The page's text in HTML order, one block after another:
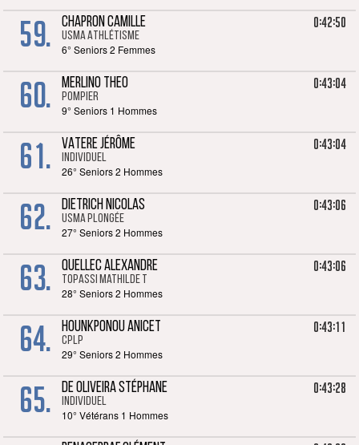
59. CHAPRON CAMILLE
USMA Athlétisme
6° Seniors 2 Femmes
0:42:50
60. MERLINO THEO
POMPIER
9° Seniors 1 Hommes
0:43:04
61. VATERE JÉRÔME
Individuel
26° Seniors 2 Hommes
0:43:04
62. DIETRICH NICOLAS
USMA Plongée
27° Seniors 2 Hommes
0:43:06
63. QUELLEC ALEXANDRE
TOPASSI Mathilde T
28° Seniors 2 Hommes
0:43:06
64. HOUNKPONOU ANICET
CPLP
29° Seniors 2 Hommes
0:43:11
65. DE OLIVEIRA STÉPHANE
Individuel
10° Vétérans 1 Hommes
0:43:28